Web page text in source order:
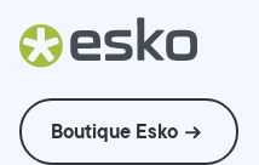
Boutique Esko